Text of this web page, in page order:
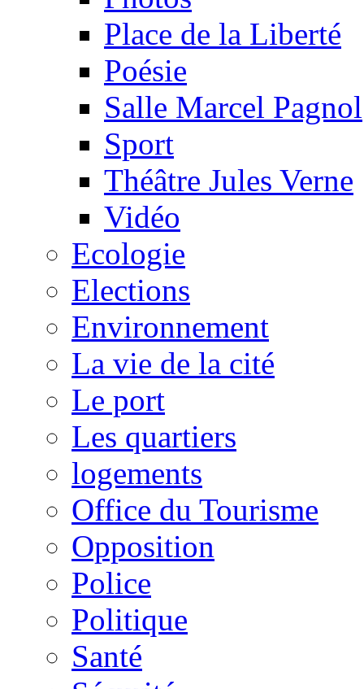
Place de la Liberté
Poésie
Salle Marcel Pagnol
Sport
Théâtre Jules Verne
Vidéo
Ecologie
Elections
Environnement
La vie de la cité
Le port
Les quartiers
logements
Office du Tourisme
Opposition
Police
Politique
Santé